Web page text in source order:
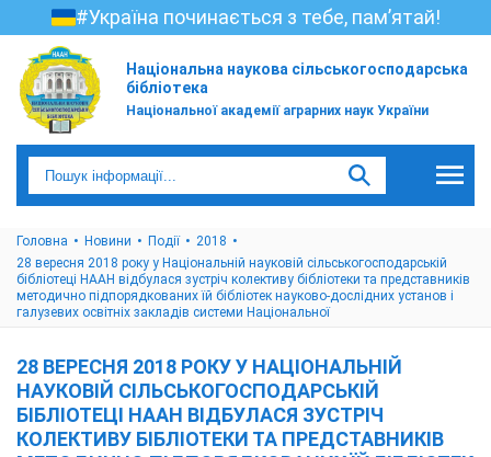
#Україна починається з тебе, пам’ятай!
Національна наукова сільськогосподарська
бібліотека
Національної академії аграрних наук України
Головна Новини Події
2018
28 вересня 2018 року у Національній науковій сільськогосподарській
бібліотеці НААН відбулася зустріч колективу бібліотеки та представників
методично підпорядкованих їй бібліотек науково-дослідних установ і
галузевих освітніх закладів системи Національної
28 ВЕРЕСНЯ 2018 РОКУ У НАЦІОНАЛЬНІЙ
НАУКОВІЙ СІЛЬСЬКОГОСПОДАРСЬКІЙ
БІБЛІОТЕЦІ НААН ВІДБУЛАСЯ ЗУСТРІЧ
КОЛЕКТИВУ БІБЛІОТЕКИ ТА ПРЕДСТАВНИКІВ